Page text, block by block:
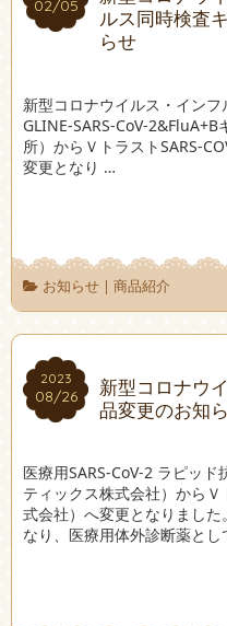
02/05
02/05
ルス同時検査
らせ
新型コロナウイルス・イン
GLINE-SARS-CoV-
所）からＶトラストSARS-
変更となり …
お知らせ| 商品紹介
2023
08/26
2023
08/26
新型コロナウ
品変更のお知
医療用SARS-CoV-2 ラピッ
ティックス株式会社）から
式会社）へ変更となりまし
なり、医療用体外診断薬と